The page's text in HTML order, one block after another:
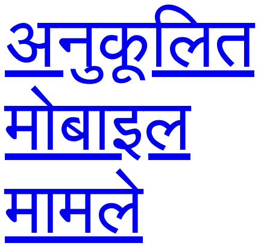
अनुकूलित
मोबाइल
मामले